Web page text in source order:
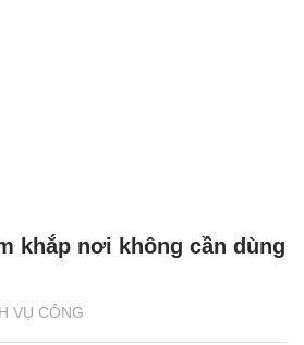
VỤ CÔNG
khắp nơi không cần dùng